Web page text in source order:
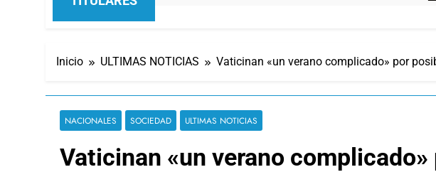
Inicio ULTIMAS NOTICIAS Vaticinan «un verano complicado» por
NACIONALES SOCIEDAD ULTIMAS NOTICIAS
Vaticinan «un verano